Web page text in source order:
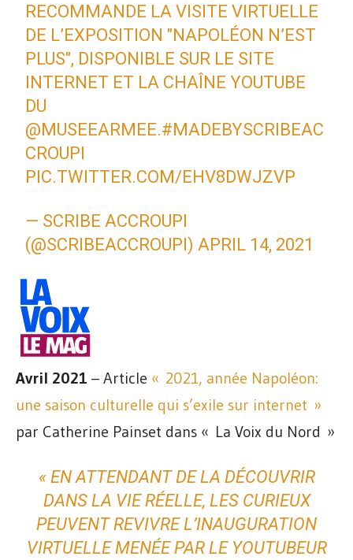
RECOMMANDE LA VISITE VIRTUELLE
DE L’EXPOSITION "NAPOLÉON N’EST
PLUS", DISPONIBLE SUR LE SITE
INTERNET ET LA CHAÎNE YOUTUBE
DU
@MUSEEARMEE.#MADEBYSCRIBEAC
CROUPI
PIC.TWITTER.COM/EHV8DWJZVP
— SCRIBE ACCROUPI
(@SCRIBEACCROUPI) APRIL 14, 2021
Avril 2021 – Article « 2021, année Napoléon:
une saison culturelle qui s’exile sur internet »
par Catherine Painset dans « La Voix du Nord »
« EN ATTENDANT DE LA DÉCOUVRIR
DANS LA VIE RÉELLE, LES CURIEUX
PEUVENT REVIVRE L’INAUGURATION
VIRTUELLE MENÉE PAR LE YOUTUBEUR